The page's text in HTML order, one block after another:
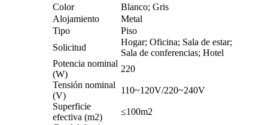
Color
Blanco; Gris
Alojamiento
Metal
Tipo
Piso
Solicitud
Hogar; Oficina; Sala de estar;
Sala de conferencias; Hotel
Potencia nominal
(W)
220
Tensión nominal
(V)
110~120V/220~240V
Superficie
efectiva (m2)
≤100m2